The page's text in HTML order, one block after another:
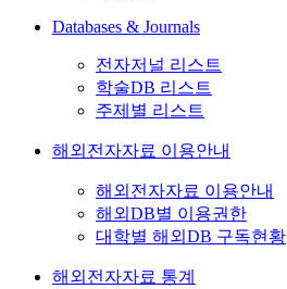
Databases & Journals
전자저널 리스트
학술DB 리스트
주제별 리스트
해외전자자료 이용안내
해외전자자료 이용안내
해외DB별 이용권한
대학별 해외DB 구독현황
해외전자자료 통계